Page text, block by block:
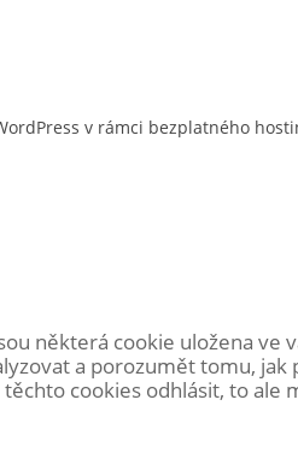
v rámci bezplatného
některá cookie uložena ve
a porozumět tomu,
cookies odhlásit, to ale